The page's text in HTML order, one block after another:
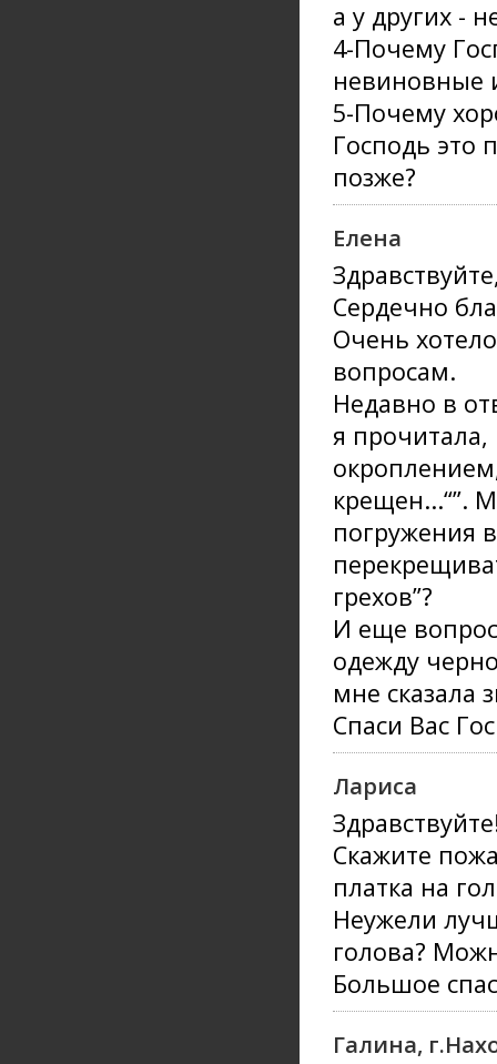
а у других -
4-Почему
невиновные
5-Почему
Господь это
позже?
Елена
Сердечно
Очень
вопросам.
Недавно в
я
крещен...“”.
погружения
грехов”?
И еще
одежду
мне сказала
Спаси Вас
Лариса
Скажите
платка на
Неужели
голова?
Большое
Галина,